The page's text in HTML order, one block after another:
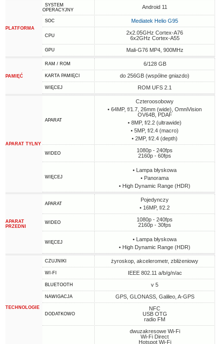
PLATFORMA
SYSTEM
OPERACYJNY
Android 11
SOC Mediatek Helio G95
CPU
2x2.05GHz Cortex-A76
6x2GHz Cortex-A55
GPU Mali-G76 MP4, 900MHz
PAMIĘĆ
RAM / ROM 6/128 GB
KARTA PAMIĘCI do 256GB (wspólne gniazdo)
WIĘCEJ ROM UFS 2.1
APARAT TYLNY
APARAT
Czteroosobowy
• 64MP, f/1.7, 26mm (wide), OmniVision
OV64B, PDAF
• 8MP, f/2.2 (ultrawide)
• 5MP, f/2.4 (macro)
• 2MP, f/2.4 (depth)
WIDEO
1080p - 240fps
2160p - 60fps
WIĘCEJ
• Lampa błyskowa
• Panorama
• High Dynamic Range (HDR)
APARAT
PRZEDNI
APARAT
Pojedynczy
• 16MP, f/2.2
WIDEO
1080p - 240fps
2160p - 30fps
WIĘCEJ
• Lampa błyskowa
• High Dynamic Range (HDR)
TECHNOLOGIE
CZUJNIKI żyroskop, akcelerometr, zbliżeniowy
WI-FI IEEE 802.11 a/b/g/n/ac
BLUETOOTH v 5
NAWIGACJA GPS, GLONASS, Galileo, A-GPS
DODATKOWO
NFC
USB OTG
radio FM
dwuzakresowe Wi-Fi
Wi-Fi Direct
Hotspot Wi-Fi